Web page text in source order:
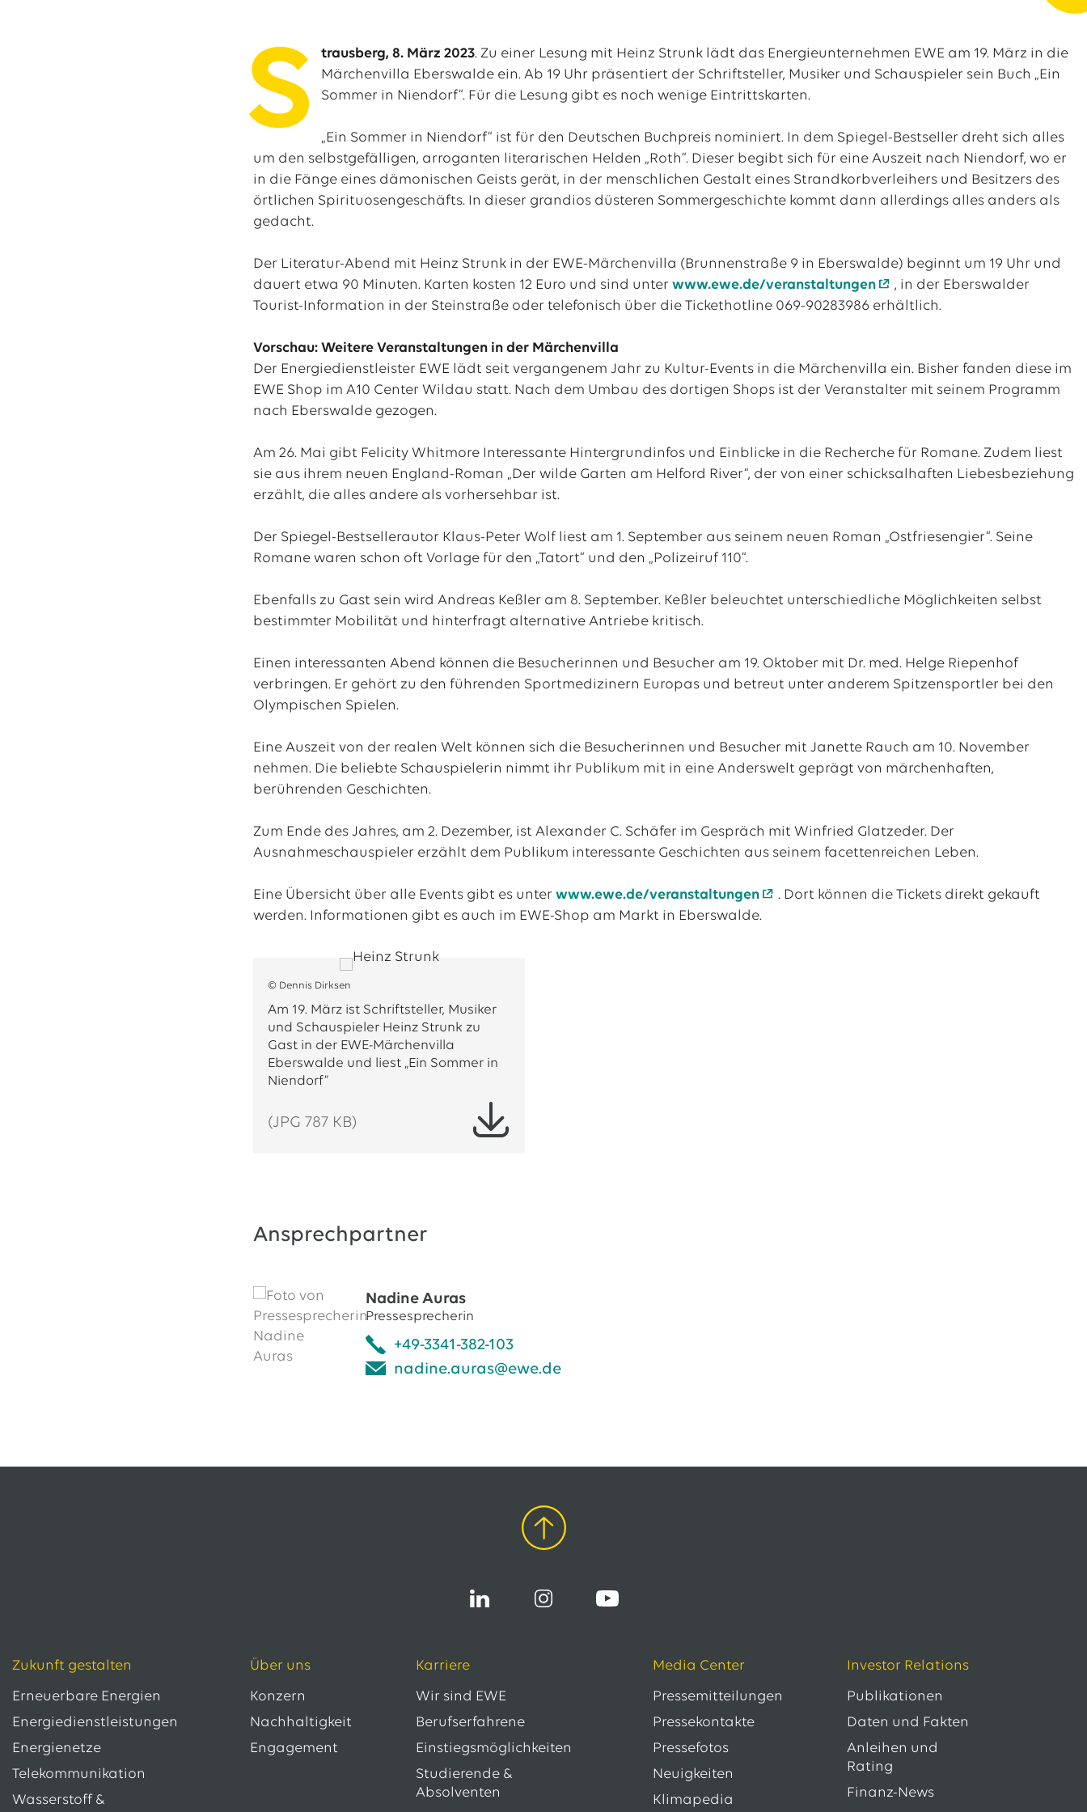
S trausberg, 8. März 2023. Zu einer Lesung mit Heinz Strunk lädt das Energieunternehmen EWE am 19. März in die
Märchenvilla Eberswalde ein. Ab 19 Uhr präsentiert der Schriftsteller, Musiker und Schauspieler sein Buch „Ein
Sommer in Niendorf“. Für die Lesung gibt es noch wenige Eintrittskarten.
„Ein Sommer in Niendorf“ ist für den Deutschen Buchpreis nominiert. In dem Spiegel-Bestseller dreht sich alles
um den selbstgefälligen, arroganten literarischen Helden „Roth“. Dieser begibt sich für eine Auszeit nach Niendorf, wo er
in die Fänge eines dämonischen Geists gerät, in der menschlichen Gestalt eines Strandkorbverleihers und Besitzers des
örtlichen Spirituosengeschäfts. In dieser grandios düsteren Sommergeschichte kommt dann allerdings alles anders als
gedacht.
Der Literatur-Abend mit Heinz Strunk in der EWE-Märchenvilla (Brunnenstraße 9 in Eberswalde) beginnt um 19 Uhr und
dauert etwa 90 Minuten. Karten kosten 12 Euro und sind unterwww.ewe.de/veranstaltungen
, in der Eberswalder
Tourist-Information in der Steinstraße oder telefonisch über die Tickethotline 069-90283986 erhältlich.
Vorschau: Weitere Veranstaltungen in der Märchenvilla
Der Energiedienstleister EWE lädt seit vergangenem Jahr zu Kultur-Events in die Märchenvilla ein. Bisher fanden diese im
EWE Shop im A10 Center Wildau statt. Nach dem Umbau des dortigen Shops ist der Veranstalter mit seinem Programm
nach Eberswalde gezogen.
Am 26. Mai gibt Felicity Whitmore Interessante Hintergrundinfos und Einblicke in die Recherche für Romane. Zudem liest
sie aus ihrem neuen England-Roman „Der wilde Garten am Helford River“, der von einer schicksalhaften Liebesbeziehung
erzählt, die alles andere als vorhersehbar ist.
Der Spiegel-Bestsellerautor Klaus-Peter Wolf liest am 1. September aus seinem neuen Roman „Ostfriesengier“. Seine
Romane waren schon oft Vorlage für den „Tatort“ und den „Polizeiruf 110“.
Ebenfalls zu Gast sein wird Andreas Keßler am 8. September. Keßler beleuchtet unterschiedliche Möglichkeiten selbst
bestimmter Mobilität und hinterfragt alternative Antriebe kritisch.
Einen interessanten Abend können die Besucherinnen und Besucher am 19. Oktober mit Dr. med. Helge Riepenhof
verbringen. Er gehört zu den führenden Sportmedizinern Europas und betreut unter anderem Spitzensportler bei den
Olympischen Spielen.
Eine Auszeit von der realen Welt können sich die Besucherinnen und Besucher mit Janette Rauch am 10. November
nehmen. Die beliebte Schauspielerin nimmt ihr Publikum mit in eine Anderswelt geprägt von märchenhaften,
berührenden Geschichten.
Zum Ende des Jahres, am 2. Dezember, ist Alexander C. Schäfer im Gespräch mit Winfried Glatzeder. Der
Ausnahmeschauspieler erzählt dem Publikum interessante Geschichten aus seinem facettenreichen Leben.
Eine Übersicht über alle Events gibt es unterwww.ewe.de/veranstaltungen
. Dort können die Tickets direkt gekauft
werden. Informationen gibt es auch im EWE-Shop am Markt in Eberswalde.
© Dennis Dirksen
Am 19. März ist Schriftsteller, Musiker
und Schauspieler Heinz Strunk zu
Gast in der EWE-Märchenvilla
Eberswalde und liest „Ein Sommer in
Niendorf“
(JPG 787 KB)
Ansprechpartner
Nadine Auras
Pressesprecherin
+49-3341-382-103
nadine.auras@ewe.de
Zukunft gestalten
Erneuerbare Energien
Energiedienstleistungen
Energienetze
Telekommunikation
Wasserstoff &
Über uns
Konzern
Nachhaltigkeit
Engagement
Karriere
Wir sind EWE
Berufserfahrene
Einstiegsmöglichkeiten
Studierende &
Absolventen
Media Center
Pressemitteilungen
Pressekontakte
Pressefotos
Neuigkeiten
Klimapedia
Investor Relations
Publikationen
Daten und Fakten
Anleihen und
Rating
Finanz-News
Das EWE-Jobportal
Unsere neuesten Stellenangebote